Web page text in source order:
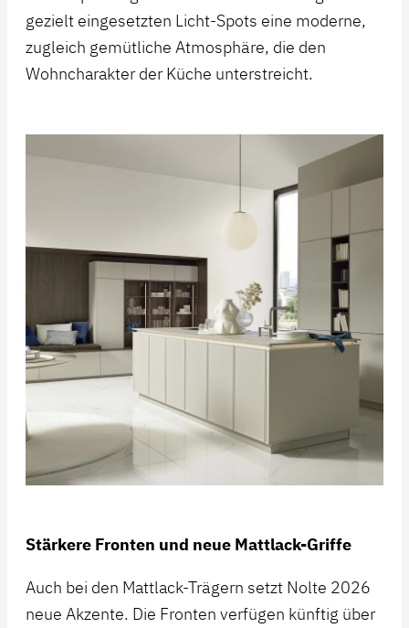
gezielt eingesetzten Licht-Spots eine moderne,
zugleich gemütliche Atmosphäre, die den
Wohncharakter der Küche unterstreicht.
Stärkere Fronten und neue Mattlack-Griffe
Auch bei den Mattlack-Trägern setzt Nolte 2026
neue Akzente. Die Fronten verfügen künftig über